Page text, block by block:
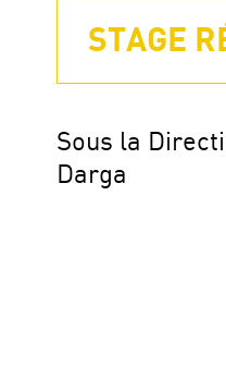
STAGE
Sous la
Darga